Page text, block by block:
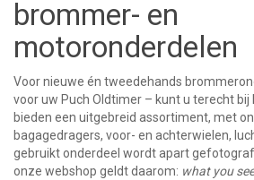
brommer- en
motoronderdelen
Voor nieuwe én tweedehands
voor uw Puch Oldtimer – kunt u terecht bij
bieden een uitgebreid assortiment, met
bagagedragers, voor- en achterwielen,
gebruikt onderdeel wordt apart
onze webshop geldt daarom: what you